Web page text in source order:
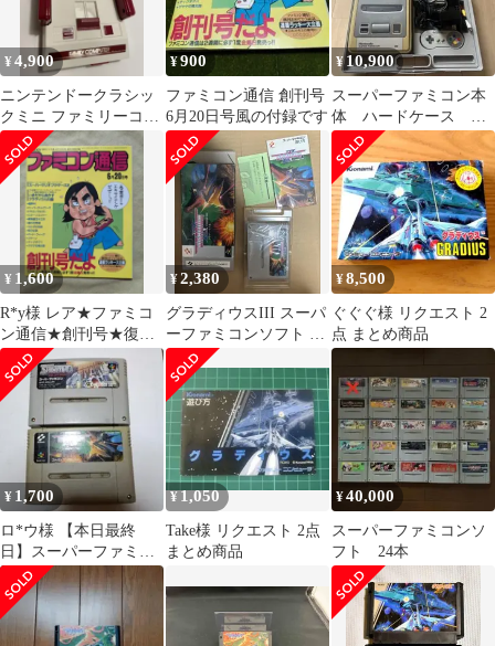
¥4,900
ニンテンドークラシッ
クミニ ファミリーコン
ピュータ 本体
¥900
ファミコン通信 創刊号
6月20日号風の付録です
¥ 10,900
スーパーファミコン本
体 ハードケース ソ
フト付
¥ 1,600
R*y様 レア★ファミコ
ン通信★創刊号★復刻
版★ファミ通 800号付
録★べーしっ
¥2,380
グラディウスIII スーパ
ーファミコンソフト 箱
説明書注意書き付き
¥8,500
ぐぐぐ様 リクエスト 2
点 まとめ商品
¥ 1,700
ロ*ウ様 【本日最終
日】スーパーファミコ
ン シューティングソフ
ト 2本セット
¥1,050
Take様 リクエスト 2点
まとめ商品
¥40,000
スーパーファミコンソ
フト 24本